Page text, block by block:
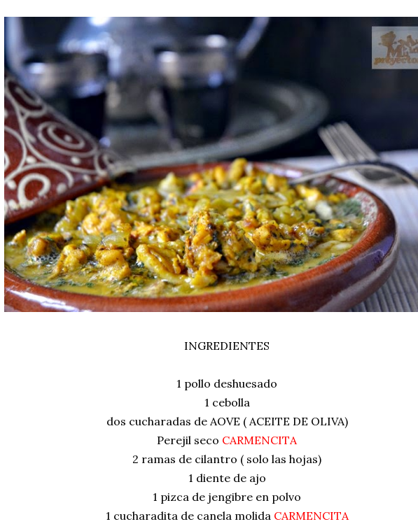
INGREDIENTES
1 pollo deshuesado
1 cebolla
dos cucharadas de AOVE ( ACEITE DE OLIVA)
Perejil seco CARMENCITA
2 ramas de cilantro ( solo las hojas)
1 diente de ajo
1 pizca de jengibre en polvo
1 cucharadita de canela molida CARMENCITA